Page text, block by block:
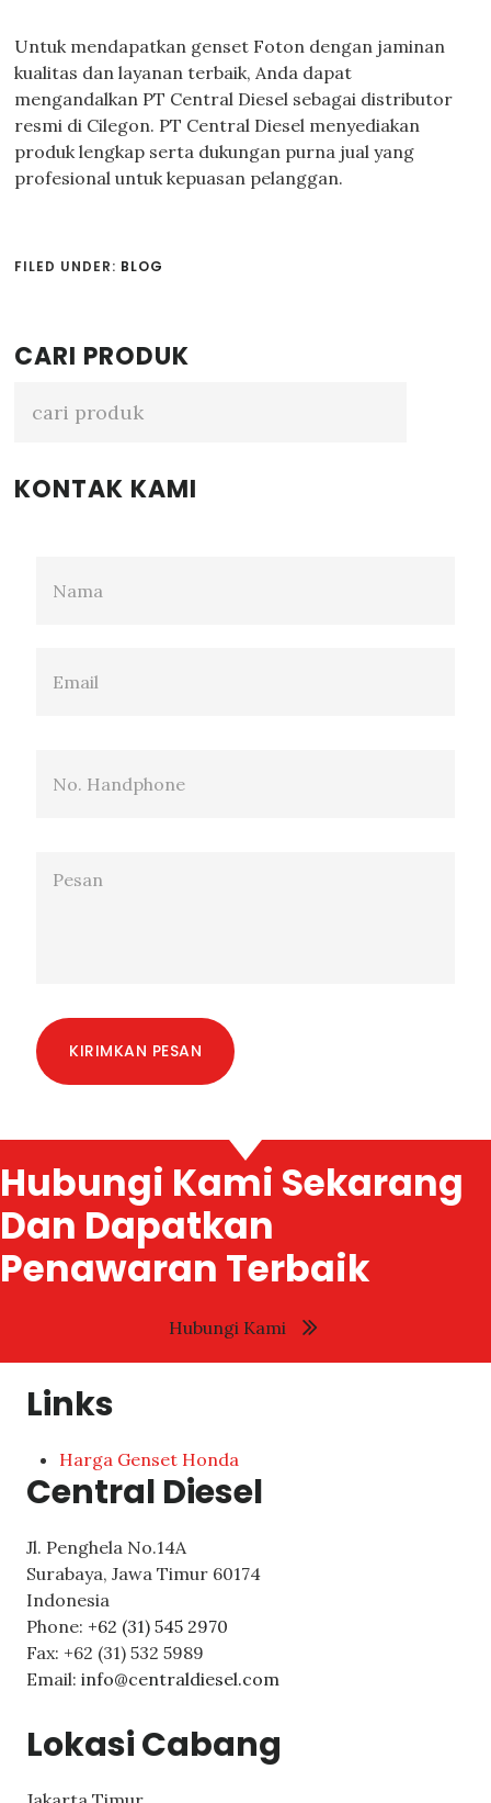
Untuk mendapatkan genset Foton dengan jaminan
kualitas dan layanan terbaik, Anda dapat
mengandalkan PT Central Diesel sebagai distributor
resmi di Cilegon. PT Central Diesel menyediakan
produk lengkap serta dukungan purna jual yang
profesional untuk kepuasan pelanggan.
FILED UNDER: BLOG
Primary
Sidebar
CARI PRODUK
KONTAK KAMI
KIRIMKAN PESAN
Hubungi Kami Sekarang
Dan Dapatkan
Penawaran Terbaik
Hubungi Kami
Links
Harga Genset Honda
Central Diesel
Jl. Penghela No.14A
Surabaya, Jawa Timur 60174
Indonesia
Phone: +62 (31) 545 2970
Fax: +62 (31) 532 5989
Email: info@centraldiesel.com
Lokasi Cabang